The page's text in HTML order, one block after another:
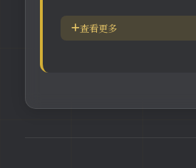
五脏逼毒法和易筋经
查看更多